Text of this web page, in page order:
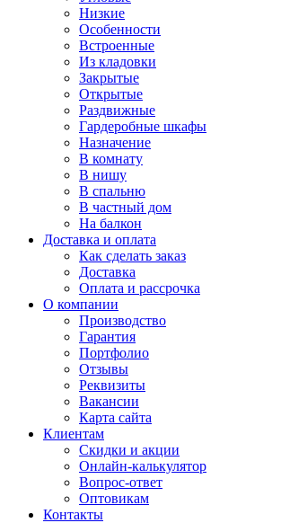
Низкие
Особенности
Встроенные
Из кладовки
Закрытые
Открытые
Раздвижные
Гардеробные шкафы
Назначение
В комнату
В нишу
В спальню
В частный дом
На балкон
Доставка и оплата
Как сделать заказ
Доставка
Оплата и рассрочка
О компании
Производство
Гарантия
Портфолио
Отзывы
Реквизиты
Вакансии
Карта сайта
Клиентам
Скидки и акции
Онлайн-калькулятор
Вопрос-ответ
Оптовикам
Контакты